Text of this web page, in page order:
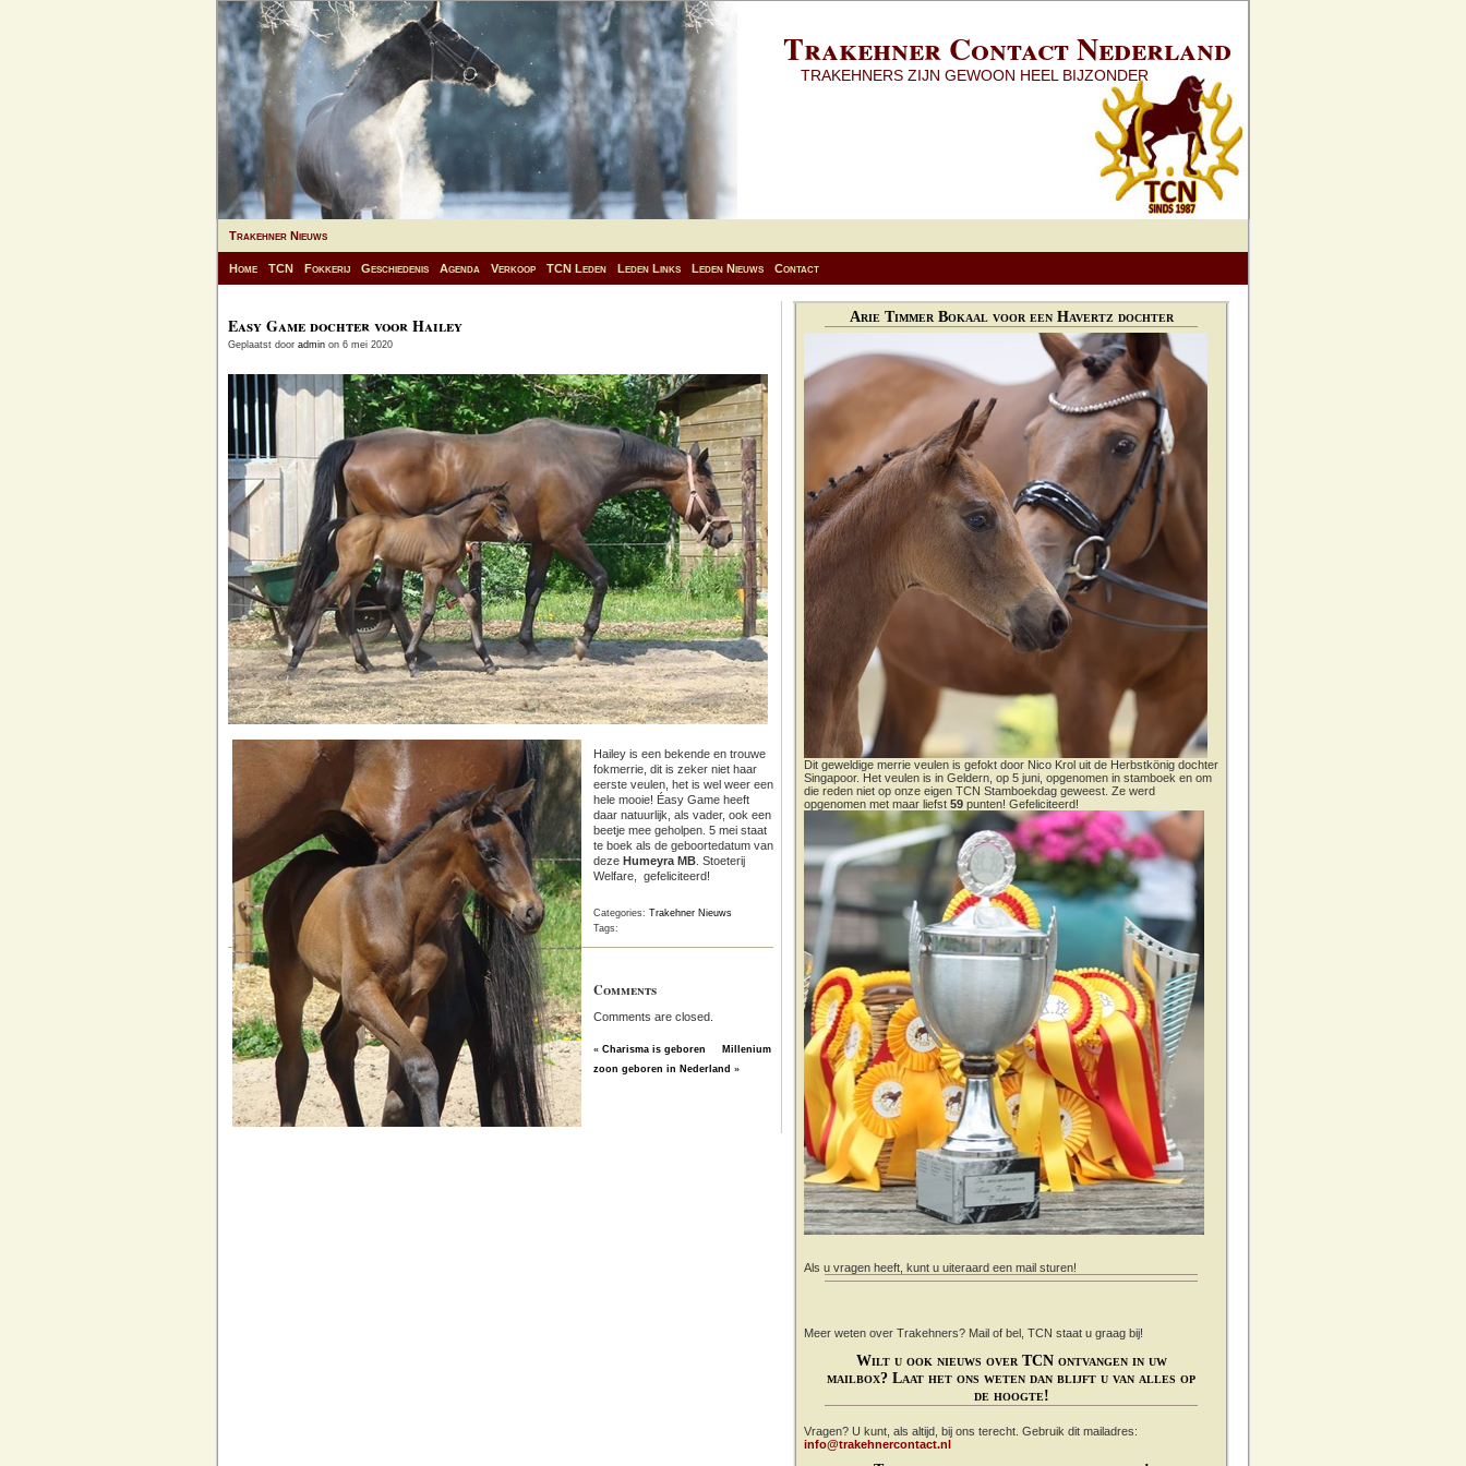
Trakehner Contact Nederland
TRAKEHNERS ZIJN GEWOON HEEL BIJZONDER
Trakehner Nieuws
Home TCN Fokkerij Geschiedenis Agenda Verkoop TCN Leden Leden Links Leden Nieuws Contact
Easy Game dochter voor Hailey
Geplaatst door admin on 6 mei 2020
Hailey is een bekende en trouwe
fokmerrie, dit is zeker niet haar
eerste veulen, het is wel weer een
hele mooie! Éasy Game heeft
daar natuurlijk, als vader, ook een
beetje mee geholpen. 5 mei staat
te boek als de geboortedatum van
deze Humeyra MB . Stoeterij
Welfare, gefeliciteerd!
Categories: Trakehner Nieuws
Tags:
Comments
Comments are closed.
« Charisma is geboren
Millenium
zoon geboren in Nederland »
Arie Timmer Bokaal voor een Havertz dochter
Dit geweldige merrie veulen is gefokt door Nico Krol uit de Herbstkönig dochter
Singapoor. Het veulen is in Geldern, op 5 juni, opgenomen in stamboek en om
die reden niet op onze eigen TCN Stamboekdag geweest. Ze werd
opgenomen met maar liefst 59 punten! Gefeliciteerd!
Als u vragen heeft, kunt u uiteraard een mail sturen!
Meer weten over Trakehners? Mail of bel, TCN staat u graag bij!
Wilt u ook nieuws over TCN ontvangen in uw
mailbox? Laat het ons weten dan blijft u van alles op
de hoogte!
Vragen? U kunt, als altijd, bij ons terecht. Gebruik dit mailadres:
info@trakehnercontact.nl